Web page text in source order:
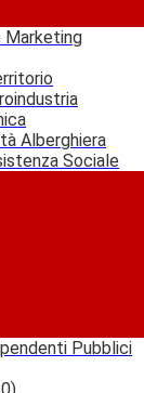
Marketing
Alberghiera
Sociale
Pubblici